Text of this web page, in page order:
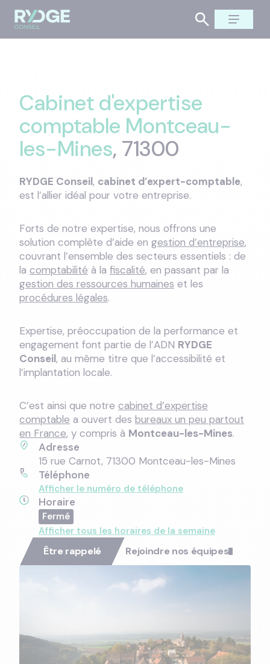
Cabinet d'expertise
comptable Montceau-
les-Mines, 71300
RYDGE Conseil, cabinet d’expert-comptable,
est l’allier idéal pour votre entreprise.
Forts de notre expertise, nous offrons une
solution complète d’aide en gestion d’entreprise,
couvrant l’ensemble des secteurs essentiels : de
la comptabilité à la fiscalité, en passant par la
gestion des ressources humaines et les
procédures légales.
Expertise, préoccupation de la performance et
engagement font partie de l’ADN RYDGE
Conseil, au même titre que l’accessibilité et
l’implantation locale.
C’est ainsi que notre cabinet d’expertise
comptable a ouvert des bureaux un peu partout
en France, y compris à Montceau-les-Mines.
Adresse
15 rue Carnot, 71300 Montceau-les-Mines
Téléphone
Afficher le numéro de téléphone
Horaire
Afficher tous les horaires de la semaine
Être rappelé Rejoindre nos équipes